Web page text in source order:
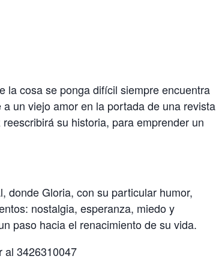
la cosa se ponga difícil siempre encuentra
un viejo amor en la portada de una revista
su historia, para emprender un
donde Gloria, con su particular humor,
nostalgia, esperanza, miedo y
paso hacia el renacimiento de su vida.
al 3426310047